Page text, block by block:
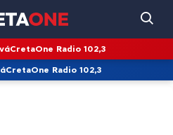
CretaOne Radio 102,3
CretaOne Radio 102,3